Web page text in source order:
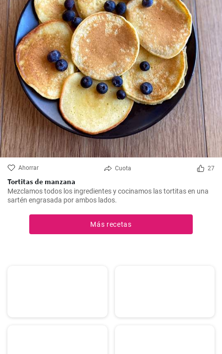
Ahorrar Cuota 27
Tortitas de manzana
Mezclamos todos los ingredientes y cocinamos las tortitas en una
sartén engrasada por ambos lados.
Más recetas